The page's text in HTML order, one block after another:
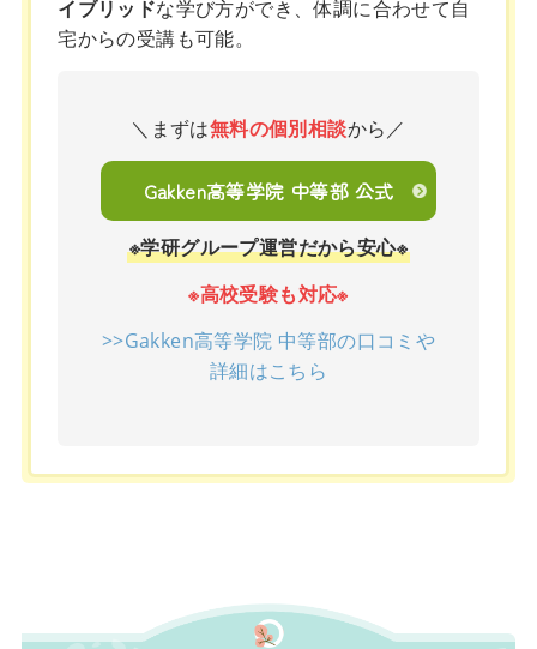
イブリッドな学び方ができ、体調に合わせて自
宅からの受講も可能。
＼まずは無料の個別相談から／
Gakken高等学院 中等部 公式
※学研グループ運営だから安心※
※高校受験も対応※
>>Gakken高等学院 中等部の口コミや
詳細はこちら